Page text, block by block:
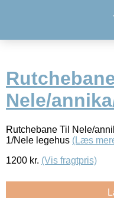
Nele/
Rutchebane Til Nele/
1/Nele legehus (Læs
1200 kr. (Vis fragtpris)